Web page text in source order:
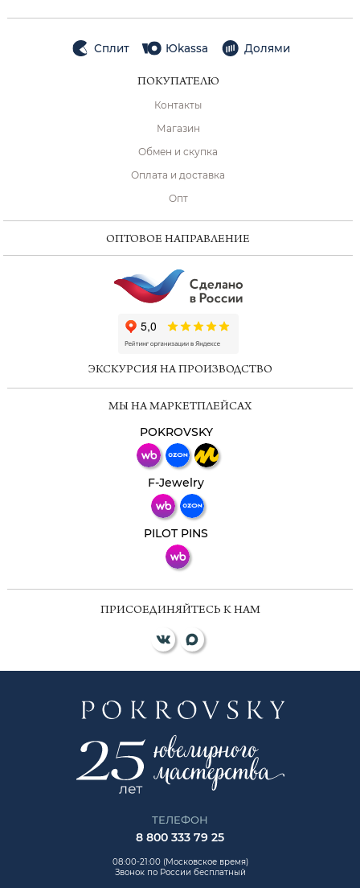
Сплит Юkassa Долями
ПОКУПАТЕЛЮ
Контакты
Магазин
Обмен и скупка
Оплата и доставка
Опт
ОПТОВОЕ НАПРАВЛЕНИЕ
ЭКСКУРСИЯ НА ПРОИЗВОДСТВО
МЫ НА МАРКЕТПЛЕЙСАХ
POKROVSKY
F-Jewelry
PILOT PINS
ПРИСОЕДИНЯЙТЕСЬ К НАМ
ТЕЛЕФОН
8 800 333 79 25
08:00-21:00 (Московское время)
Звонок по России бесплатный